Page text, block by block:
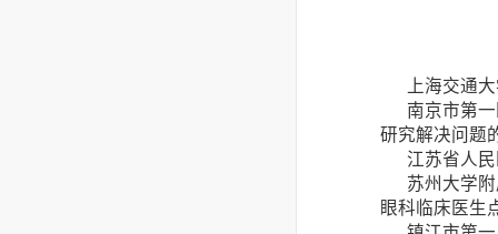
上海交通大
南京市第一
研究解决问题
江苏省人民
苏州大学附
眼科临床医生